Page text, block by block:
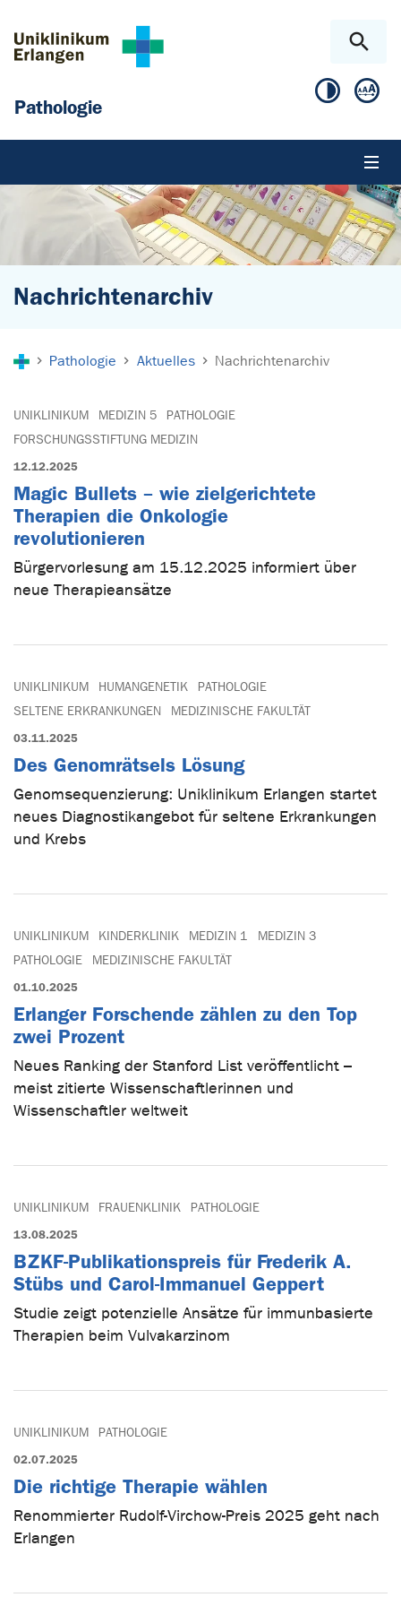
Pathologie
Nachrichtenarchiv
Pathologie Aktuelles Nachrichtenarchiv
UNIKLINIKUM MEDIZIN 5
PATHOLOGIE
FORSCHUNGSSTIFTUNG MEDIZIN
12.12.2025
Magic Bullets – wie zielgerichtete
Therapien die Onkologie
revolutionieren
Bürgervorlesung am 15.12.2025 informiert über
neue Therapieansätze
UNIKLINIKUM HUMANGENETIK
PATHOLOGIE
SELTENE ERKRANKUNGEN
MEDIZINISCHE FAKULTÄT
03.11.2025
Des Genomrätsels Lösung
Genomsequenzierung: Uniklinikum Erlangen startet
neues Diagnostikangebot für seltene Erkrankungen
und Krebs
UNIKLINIKUM KINDERKLINIK MEDIZIN 1
MEDIZIN 3
PATHOLOGIE
MEDIZINISCHE FAKULTÄT
01.10.2025
Erlanger Forschende zählen zu den Top
zwei Prozent
Neues Ranking der Stanford List veröffentlicht –
meist zitierte Wissenschaftlerinnen und
Wissenschaftler weltweit
UNIKLINIKUM FRAUENKLINIK PATHOLOGIE
13.08.2025
BZKF-Publikationspreis für Frederik A.
Stübs und Carol-Immanuel Geppert
Studie zeigt potenzielle Ansätze für immunbasierte
Therapien beim Vulvakarzinom
UNIKLINIKUM PATHOLOGIE
02.07.2025
Die richtige Therapie wählen
Renommierter Rudolf-Virchow-Preis 2025 geht nach
Erlangen